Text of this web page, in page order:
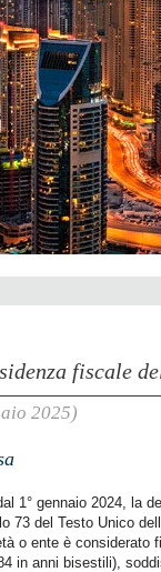
fiscale
2025)
1° gennaio 2024, la
73 del Testo Unico
o ente è considerato
in anni bisestili),